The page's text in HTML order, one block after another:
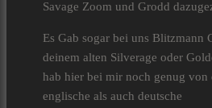
Savage Zoom und Grodd
Es Gab sogar bei uns Blitzmann
deinem alten Silverage oder
hab hier bei mir noch genug von
englische als auch deutsche